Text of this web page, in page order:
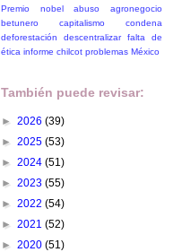
Premio nobel
abuso
agronegocio
betunero
capitalismo
condena
deforestación
descentralizar
falta de
ética informe chilcot problemas México
También puede revisar:
► 2026 (39)
► 2025 (53)
► 2024 (51)
► 2023 (55)
► 2022 (54)
► 2021 (52)
► 2020 (51)